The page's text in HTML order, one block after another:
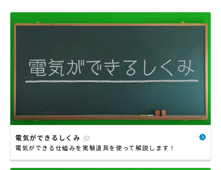
電気ができるしくみ
電気ができる仕組みを実験道具を使って解説します！